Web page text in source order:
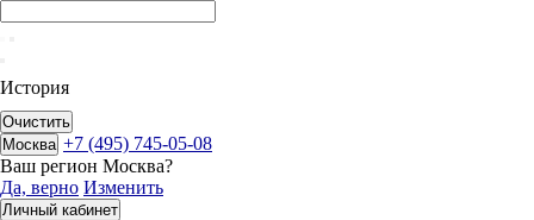
История
Очистить
Москва +7 (495) 745-05-08
Ваш регион Москва?
Да, верно Изменить
Личный кабинет